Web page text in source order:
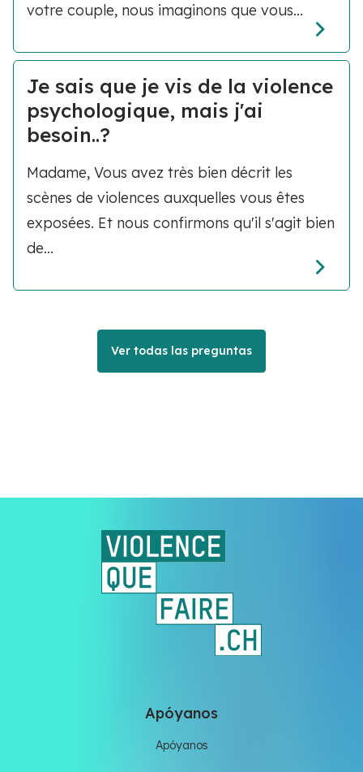
votre couple, nous imaginons que vous...
Je sais que je vis de la violence
psychologique, mais j'ai
besoin..?
Madame, Vous avez très bien décrit les
scènes de violences auxquelles vous êtes
exposées. Et nous confirmons qu'il s'agit bien
de...
Ver todas las preguntas
Apóyanos
Apóyanos